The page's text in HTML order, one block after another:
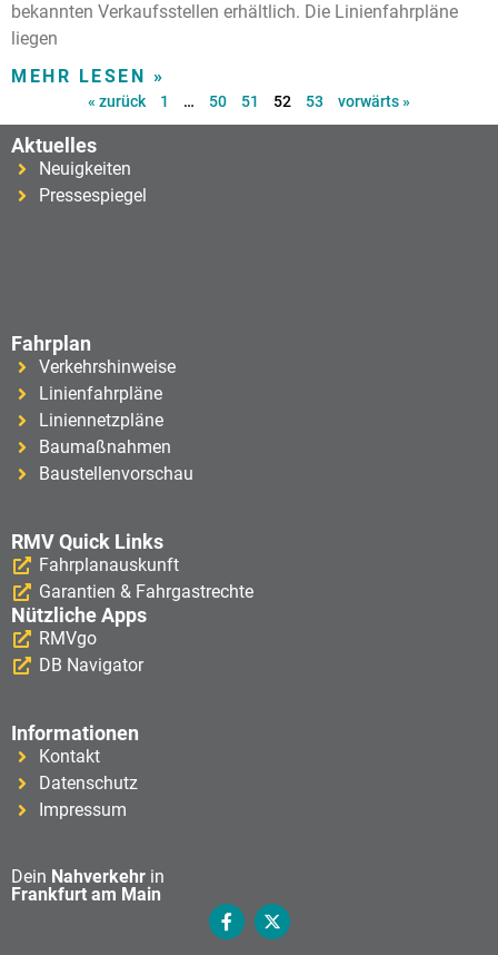
bekannten Verkaufsstellen erhältlich. Die Linienfahrpläne
liegen
MEHR LESEN »
« zurück 1 … 50 51 52 53 vorwärts »
Aktuelles
Neuigkeiten
Pressespiegel
Fahrplan
Verkehrshinweise
Linienfahrpläne
Liniennetzpläne
Baumaßnahmen
Baustellenvorschau
RMV Quick Links
Fahrplanauskunft
Garantien & Fahrgastrechte
Nützliche Apps
RMVgo
DB Navigator
Informationen
Kontakt
Datenschutz
Impressum
Dein Nahverkehr in
Frankfurt am Main